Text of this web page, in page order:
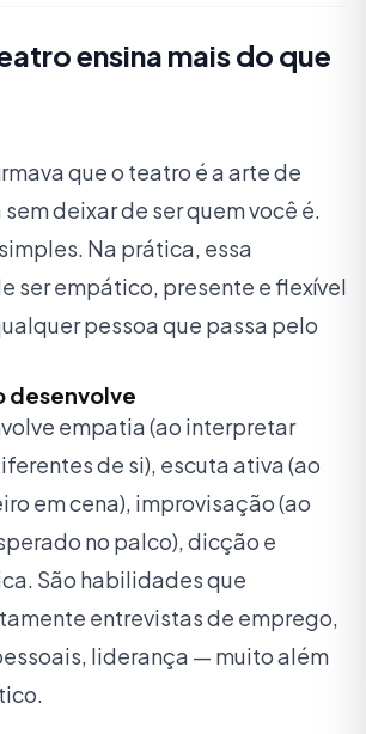
ensina mais do que
que o teatro é a arte de
deixar de ser quem você é.
Na prática, essa
ser empático, presente e flexível
pessoa que passa pelo
desenvolve
empatia (ao interpretar
de si), escuta ativa (ao
em cena), improvisação (ao
no palco), dicção e
São habilidades que
entrevistas de emprego,
liderança — muito além